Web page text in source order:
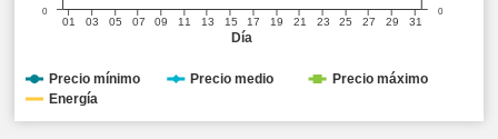
Día
01 07 13 19 25 31
03 05 09 11 15 17 21 23 27 29
0
0
Precio mínimo Precio medio
Precio máximo
Energía